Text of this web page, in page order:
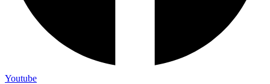
Youtube